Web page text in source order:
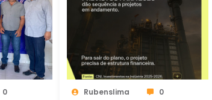
0 Rubenslima 0